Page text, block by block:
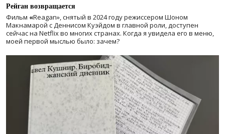
Рейган возвращается
Фильм «Reagan», снятый в 2024 годурежиссером Шоном
Макнамарой с Деннисом Куэйдом в главной роли, доступен
сейчас на Netflix во многих странах. Когда я увидела его в меню,
моей первой мыслью было: зачем?